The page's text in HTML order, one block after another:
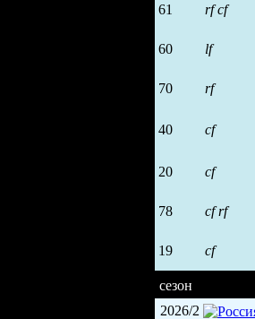
61 rf cf
60 lf
70 rf
40 cf
20 cf
78 cf rf
19 cf
сезон
2026/2